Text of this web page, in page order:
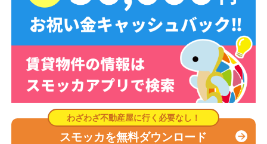
スモッカを無料ダウンロード